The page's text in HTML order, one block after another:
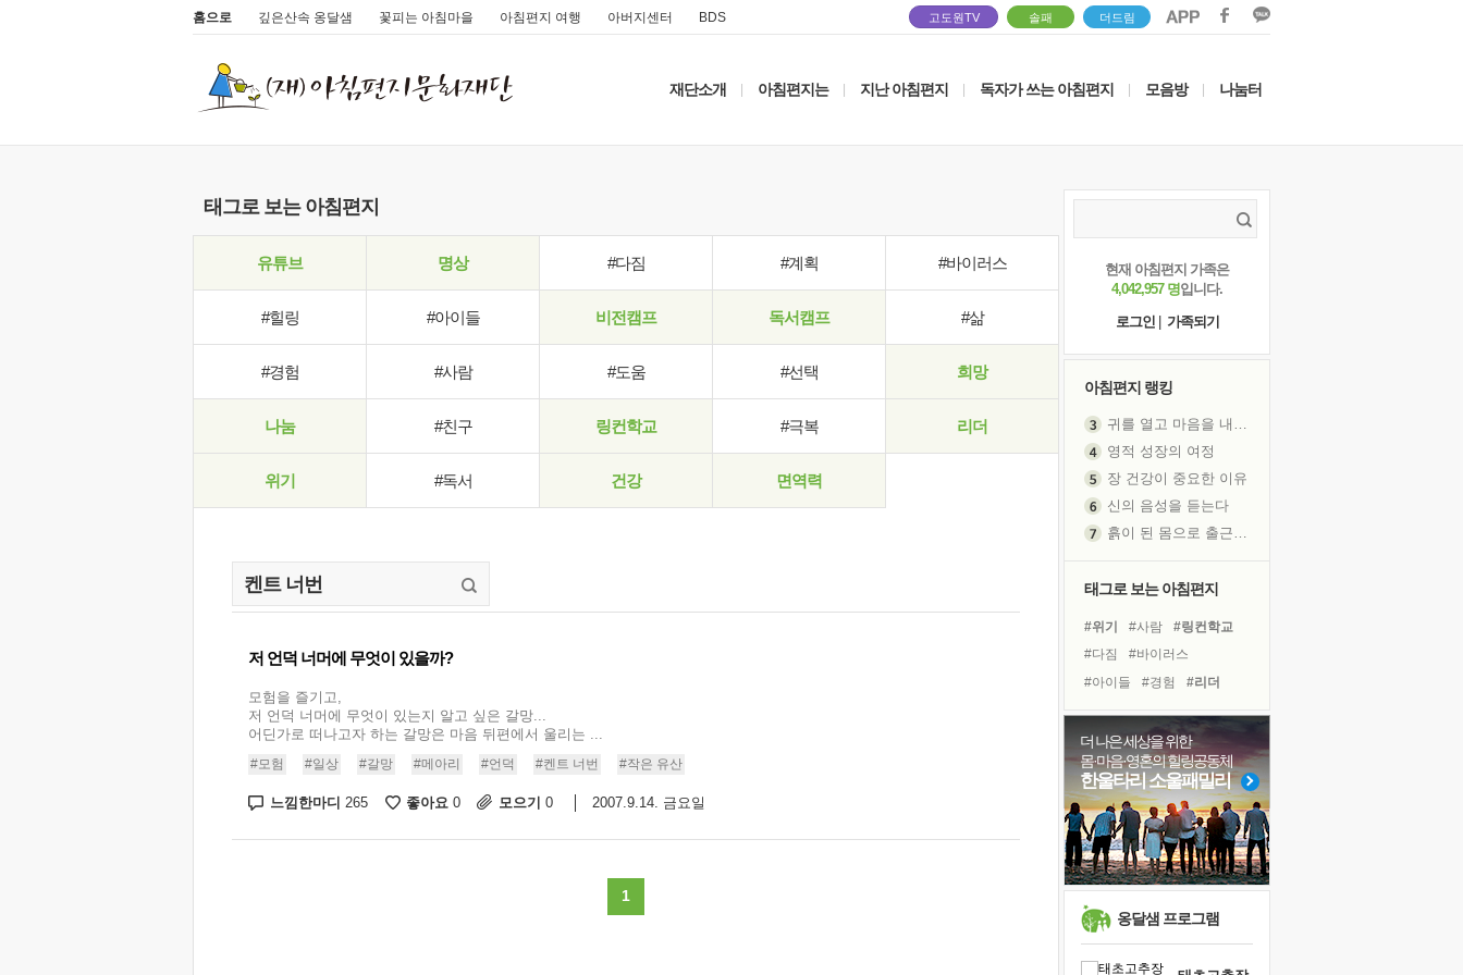
홈으로 깊은산속 옹달샘 꽃피는 아침마을 아침편지 여행 아버지센터 BDS 고도원TV 솔패 더드림
재단소개 아침편지는 지난 아침편지 독자가 쓰는 아침편지 모음방 나눔터
태그로 보는 아침편지
유튜브 명상 #다짐 #계획 #바이러스
#힐링 #아이들 비전캠프 독서캠프 #삶
#경험 #사람 #도움 #선택 희망
나눔 #친구 링컨학교 #극복 리더
위기 #독서 건강 면역력
저 언덕 너머에 무엇이 있을까?
모험을 즐기고,
저 언덕 너머에 무엇이 있는지 알고 싶은 갈망...
어딘가로 떠나고자 하는 갈망은 마음 뒤편에서 울리는 ...
#모험 #일상 #갈망 #메아리 #언덕 #켄트 너번 #작은 유산
느낌한마디 265 좋아요 0 모으기 0 2007.9.14. 금요일
1
현재 아침편지 가족은
4,042,957 명입니다.
로그인
가족되기
아침편지 랭킹
귀를 열고 마음을 내어주고
영적 성장의 여정
장 건강이 중요한 이유
신의 음성을 듣는다
흙이 된 몸으로 출근하는 여자
졸업식 사진을 보며
극심한 변비, 어깨결림, 수면 장애
보고 싶은 어머니
마음이 멈춰 버린 곳
유년 시절의 부산 영도 바다
못된 꼰대들
희망이란
'모른다'는 것
태그로 보는 아침편지
#위기 #사람
#링컨학교
#다짐
#바이러스
#아이들
#경험
#리더
#독서캠프
#명상
#희망
#비전캠프
#힐링
#선택
#친구
#극복 #나눔
#삶
#독서
#계획 #도움
더 나은 세상을 위한
몸·마음·영혼의 힐링공동체
한울타리 소울패밀리
옹달샘 프로그램